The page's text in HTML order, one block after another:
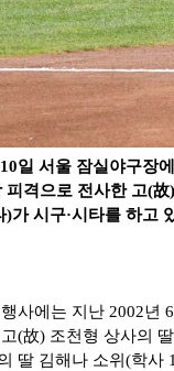
일 서울 잠실야구장
피격으로 전사한 고(
)가 시구·시타를 하고
사에는 지난 2002년 6
(故) 조천형 상사의
딸 김해나 소위 (학사